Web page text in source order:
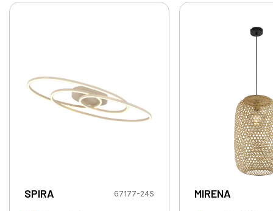
SPIRA 67177-24S MIRENA